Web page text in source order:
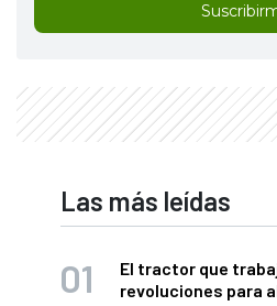
Las más leídas
El tractor que
revoluciones para